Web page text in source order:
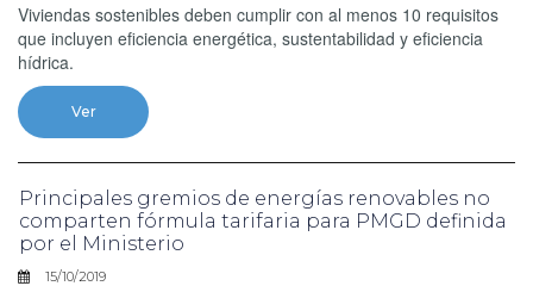
Viviendas sostenibles deben cumplir con al menos 10 requisitos
que incluyen eficiencia energética, sustentabilidad y eficiencia
hídrica.
Ver
Principales gremios de energías renovables no
comparten fórmula tarifaria para PMGD definida
por el Ministerio
15/10/2019